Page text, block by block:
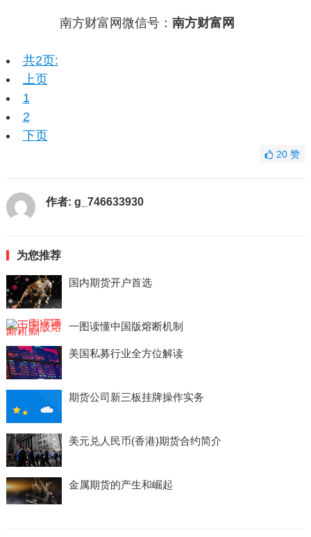
南方财富网微信号： 南方财富网
共2页:
上页
1
2
下页
20赞
作者: g_746633930
为您推荐
国内期货开户首选
一图读懂中国版熔断机制
美国私募行业全方位解读
期货公司新三板挂牌操作实务
美元兑人民币(香港)期货合约简介
金属期货的产生和崛起